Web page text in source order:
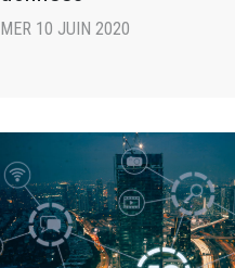
MER 10 JUIN 2020